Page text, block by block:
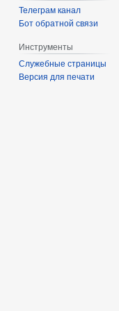
Телеграм канал
Бот обратной связи
Инструменты
Служебные страницы
Версия для печати